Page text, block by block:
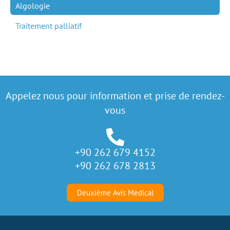
Algologie
Traitement palliatif
Appelez nous pour information et prise de rendez-
vous
+90 262 679 4152
+90 262 678 2813
Deuxième Avis Medical